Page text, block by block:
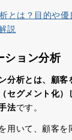
とは？目的や優
説
ション分析
分析とは、顧
セグメント化
法です。
用いて、顧客を